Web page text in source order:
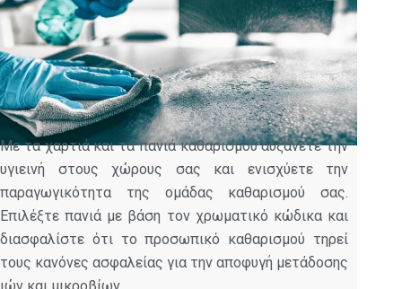
Με τα χαρτιά και τα πανιά καθαρισμού αυξάνετε την
υγιεινή στους χώρους σας και ενισχύετε την
παραγωγικότητα της ομάδας καθαρισμού σας.
Επιλέξτε πανιά με βάση τον χρωματικό κώδικα και
διασφαλίστε ότι το προσωπικό καθαρισμού τηρεί
τους κανόνες ασφαλείας για την αποφυγή μετάδοσης